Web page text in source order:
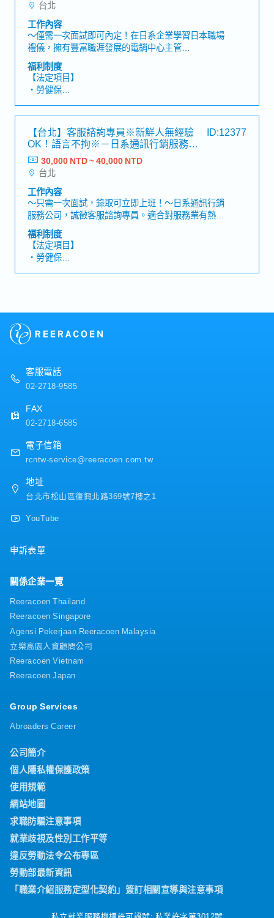
台北
工作內容
～僅需一次面試即可內定！在日系企業學習日本職場
禮儀，擁有豐富職涯發展的電銷中心主管
（Supervisor）職位～公司提供完整的內部教育訓
練，即使沒有相關經驗也能活躍表現！【工作內
容】・管理與培訓約10位左右電銷人員・出勤管理、
排班調整・案件數據分析與業績改善提案・撰寫週報
／月報・客戶溝通與對應・對話腳本（Script）製作
與優化・協助招募作業（電話面試、安排面試時間
等）【工作魅力】・完全內勤辦公，不需外出・正職
聘用，對無經驗者亦提供完善培訓・可用員工優惠購
買日本製化妝品與保健食品，並可試用新產品・每年
調薪2次，最高可達10％・非24小時輪班，採09:00
～21:00兩班制【適合這樣的你】・想以正職身分從
事穩定工作・希望從服務業轉換至辦公室內勤工作者
福利制度
【法定項目】
・勞健保
・各種休假（特別休假、婚假、喪假、生理假、產檢
假、陪產假、產假、育嬰假）
・退休金
【公司福利】
・業績獎金：去年1個月（視業績與實際營運狀況為
主）
・個人達成獎金
・交通費：實支實付（上限3,000元）
・全勤津貼
・企業樣品（化妝品或營養品等）
・只要符合一般禮儀，服裝是自由的
▶關於人事考核制度
・加薪制度：一年2回（3月、9月）
【台北】客服諮詢專員※新鮮人無經驗
OK！語言不拘※－日系通訊行銷服務公
司
ID:12377
30,000 NTD ~ 40,000 NTD
台北
工作內容
～只需一次面試，錄取可立即上班！～日系通訊行銷
服務公司，誠徵客服諮詢專員。適合對服務業有熱
忱，希望轉做內勤的求職者！不僅能學習日本職場禮
儀，還能在完善的教育訓練下迅速上手，開啟多元發
展的職涯✨【工作內容】▶既有客戶維繫・接聽已購
買商品的客戶來電，協助解決疑問。・回覆來自官網
或Facebook的購物諮詢與電子郵件詢問。▶電話行
本產品，需要以理解「日式待客之道（おもてな
し）」的態度來對應客戶。【職缺亮點】・純辦公室
內工作，無需外出！・教育訓練完善！無經驗也不煩
10%！・非24小時制，工作時間為早晚兩班制
（09:00～21:00 間排班）。【推薦對象】・想要找
內勤工作者
福利制度
【法定項目】
・勞健保
【公司福利】
・業績獎金：去年1個月（視業績與實際營運狀況為
・個人達成獎金
・交通費：實支實付（上限3,000元）
・全勤津貼
・企業樣品（化妝品或營養品等）
・只要符合一般禮儀，服裝是自由的
▶關於人事考核制度
・加薪制度：一年2回（3月、9月）
・加薪幅度：11%（比起年資更加重視個人業績表
現）
客服電話
02-2718-9585
FAX
02-2718-6585
電子信箱
rcntw-service@reeracoen.com.tw
地址
台北市松山區復興北路369號7樓之1
YouTube
申訴表單
關係企業一覽
Reeracoen Thailand
Reeracoen Singapore
Agensi Pekerjaan Reeracoen Malaysia
立樂高園人資顧問公司
Reeracoen Vietnam
Reeracoen Japan
Group Services
Abroaders Career
公司簡介
個人隱私權保護政策
使用規範
網站地圖
求職防騙注意事項
就業歧視及性別工作平等
違反勞動法令公布專區
勞動部最新資訊
「職業介紹服務定型化契約」簽訂相關宣導與注意事項